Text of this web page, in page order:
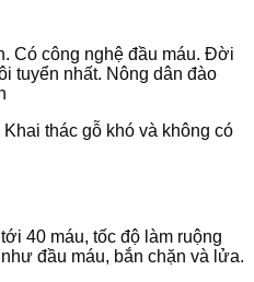
Có công nghệ đầu máu. Đời
tuyển nhất. Nông dân đào
thác gỗ khó và không có
40 máu, tốc độ làm ruộng
đầu máu, bắn chặn và lửa.